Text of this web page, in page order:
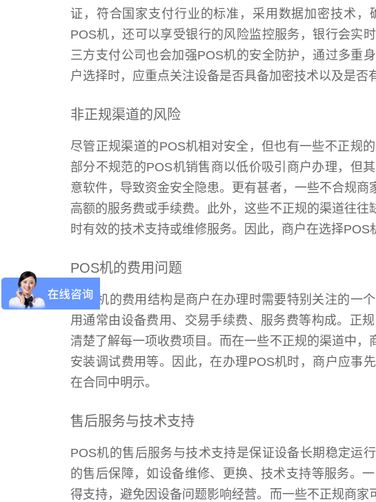
证，符合国家支付行业的标准，采用数据加密技术
POS机，还可以享受银行的风险监控服务，银行会实
三方支付公司也会加强POS机的安全防护，通过多重
户选择时，应重点关注设备是否具备加密技术以及是否
非正规渠道的风险
尽管正规渠道的POS机相对安全，但也有一些不正规
部分不规范的POS机销售商以低价吸引商户办理，但
意软件，导致资金安全隐患。更有甚者，一些不合规
高额的服务费或手续费。此外，这些不正规的渠道往
时有效的技术支持或维修服务。因此，商户在选择POS
POS机的费用问题
POS机的费用结构是商户在办理时需要特别关注的一
用通常由设备费用、交易手续费、服务费等构成。正
清楚了解每一项收费项目。而在一些不正规的渠道中，
安装调试费用等。因此，在办理POS机时，商户应事
在合同中明示。
售后服务与技术支持
POS机的售后服务与技术支持是保证设备长期稳定运
的售后保障，如设备维修、更换、技术支持等服务。
得支持，避免因设备问题影响经营。而一些不正规商